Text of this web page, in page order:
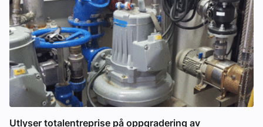
Utlyser totalentreprise på oppgradering av